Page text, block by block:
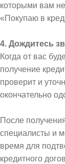
которыми вам
«Покупаю в
4. Дождитесь
Когда от вас
получение
проверит и
окончательно
После
специалисты и
время для
кредитного